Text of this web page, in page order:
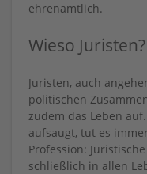
ehrenamtlich.
Wieso Juristen?
Juristen, auch
politischen
zudem das Leben
aufsaugt, tut es
Profession:
schließlich in allen